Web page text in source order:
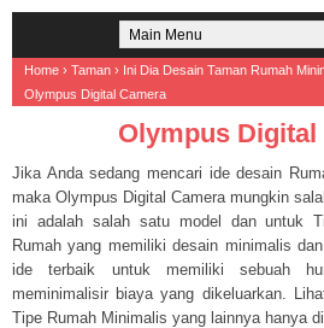
Home › Taman › Ini Dia Desain Taman Rumah
Olympus Digital Camera
Olympus Digital
Jika Anda sedang mencari ide desain
maka Olympus Digital Camera mungkin
ini adalah salah satu model dan untuk
Rumah yang memiliki desain minimalis
ide terbaik untuk memiliki sebuah
meminimalisir biaya yang dikeluarkan.
Tipe Rumah Minimalis yang lainnya hanya di